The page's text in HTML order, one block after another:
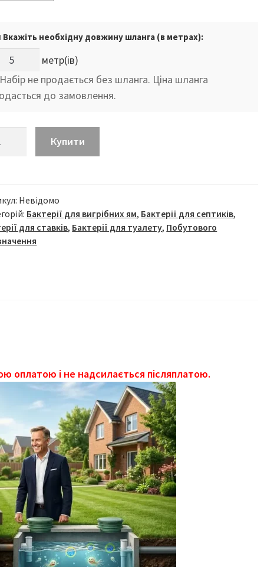
Вкажіть необхідну довжину шланга (в метрах):
метр(ів)
не продається без шланга. Ціна шланга
до замовлення.
Купити
Невідомо
Бактерії для вигрібних ям, Бактерії для септиків,
для ставків, Бактерії для туалету, Побутового
оплатою і не надсилається післяплатою.